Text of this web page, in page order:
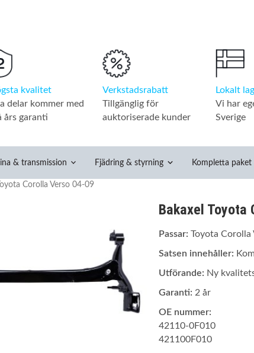
kvalitet
delar kommer med
års garanti
Verkstadsrabatt
Tillgänglig för
auktoriserade kunder
Lokalt
Vi har
Sverige
& transmission Fjädring & styrning Kompletta paket
Corolla Verso 04-09
Bakaxel Toyota
Passar: Toyota Corolla
Satsen innehåller:
Utförande: Ny
Garanti: 2 år
OE nummer:
42110-0F010
421100F010